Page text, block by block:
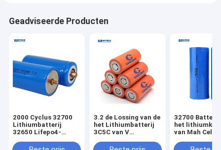
Geadviseerde Producten
2000 Cyclus 32700
Lithiumbatterij
32650 Lifepo4-
V
3.2 de Lossing van de
het Lithiumbatterij
3C5C van V
32700 voor rv-Stuk
32700 Batterij
het
van Mah Cells